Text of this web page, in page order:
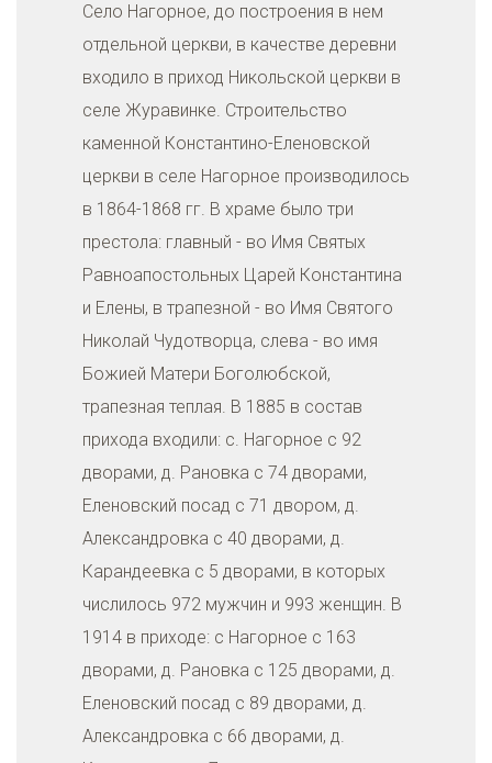
Село Нагорное, до построения в нем
отдельной церкви, в качестве деревни
входило в приход Никольской церкви в
селе Журавинке. Строительство
каменной Константино-Еленовской
церкви в селе Нагорное производилось
в 1864-1868 гг. В храме было три
престола: главный - во Имя Святых
Равноапостольных Царей Константина
и Елены, в трапезной - во Имя Святого
Николай Чудотворца, слева - во имя
Божией Матери Боголюбской,
трапезная теплая. В 1885 в состав
прихода входили: с. Нагорное с 92
дворами, д. Рановка с 74 дворами,
Еленовский посад с 71 двором, д.
Александровка с 40 дворами, д.
Карандеевка с 5 дворами, в которых
числилось 972 мужчин и 993 женщин. В
1914 в приходе: с Нагорное с 163
дворами, д. Рановка с 125 дворами, д.
Еленовский посад с 89 дворами, д.
Александровка с 66 дворами, д.